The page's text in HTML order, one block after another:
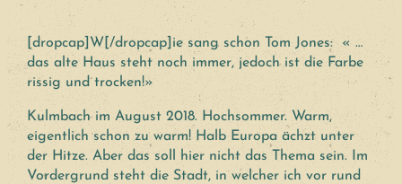
[dropcap]W[/dropcap]ie sang schon Tom Jones: « …
das alte Haus steht noch immer, jedoch ist die Farbe
rissig und trocken!»
Kulmbach im August 2018. Hochsommer. Warm,
eigentlich schon zu warm! Halb Europa ächzt unter
der Hitze. Aber das soll hier nicht das Thema sein. Im
Vordergrund steht die Stadt, in welcher ich vor rund